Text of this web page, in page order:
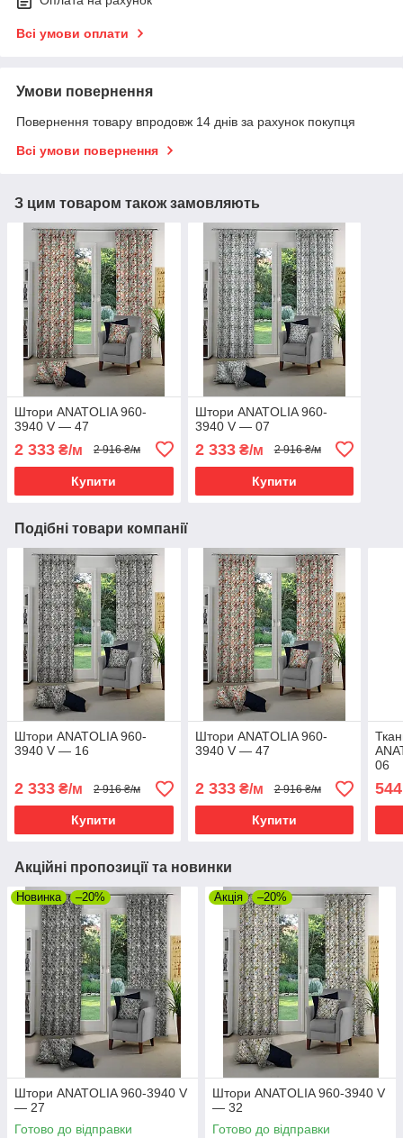
Всі умови оплати
Умови повернення
Повернення товару впродовж 14 днів за рахунок покупця
Всі умови повернення
З цим товаром також замовляють
Штори ANATOLIA 960-
3940 V — 47
2 333 ₴/м 2 916 ₴/м
Купити
Штори ANATOLIA 960-
3940 V — 07
2 333₴/м 2 916 ₴/м
Купити
Подібні товари компанії
Штори ANATOLIA 960-
3940 V — 16
2 333 ₴/м 2 916 ₴/м
Купити
Штори ANATOLIA 960-
3940 V — 47
2 333₴/м 2 916 ₴/м
Купити
06
544
Акційні пропозиції та новинки
Новинка –20%
Штори ANATOLIA 960-3940 V
— 27
Готово до відправки
Акція –20%
Штори ANATOLIA 960-3940 V
— 32
Готово до відправки